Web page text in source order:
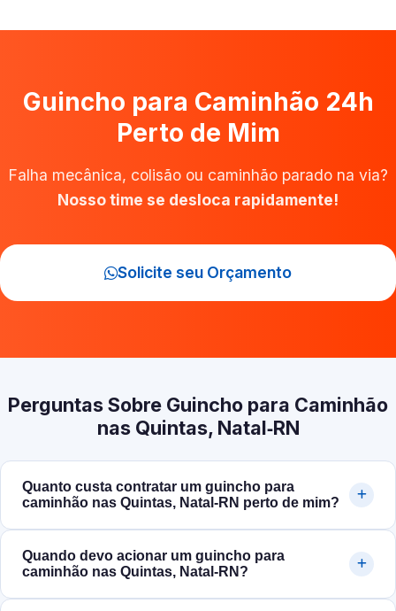
Guincho para Caminhão 24h
Perto de Mim
Falha mecânica, colisão ou caminhão parado na via?
Nosso time se desloca rapidamente!
Solicite seu Orçamento
Perguntas Sobre Guincho para Caminhão
nas Quintas, Natal‑RN
Quanto custa contratar um guincho para
caminhão nas Quintas, Natal‑RN perto de mim?
Quando devo acionar um guincho para
caminhão nas Quintas, Natal‑RN?